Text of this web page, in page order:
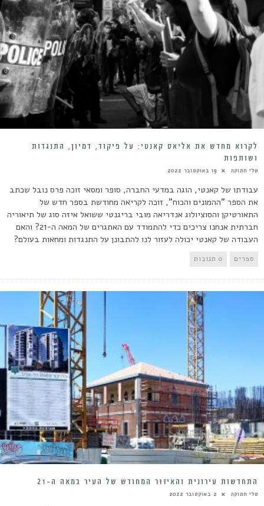
לקרוא מחדש את אליאס קאנטי: על פיקוד, דמיון, התנגדות
ושותפות
טלי חתוקה 19 באוקטובר 2022
עבודתו של קאנטי, הוגה במדעי החברה, סופר ומסאי זוכה פרס נובל שכתב
את הספר "ההמונים והכוח", זוכה לקריאה מחודשת בספר חדש של
התאורטיקן והסוציולוג אנדריאה מובי בריגנטי ששואל איזה סוג של תיאוריה
חברתית אנחנו צריכים כדי להתמודד עם האתגרים של המאה ה-21? והאם
העבודה של קאנטי יכולה לעזור לנו להתבונן על התנגדות ומחאות בעולם?
ספרים 0 תגובות
התחדשות עירונית והאִיזּוּר המחודש של העיר במאה ה-21
טלי חתוקה 2 באוקטובר 2022